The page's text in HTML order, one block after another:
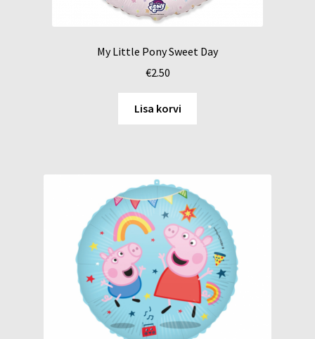
My Little Pony Sweet Day
€2.50
Lisa korvi